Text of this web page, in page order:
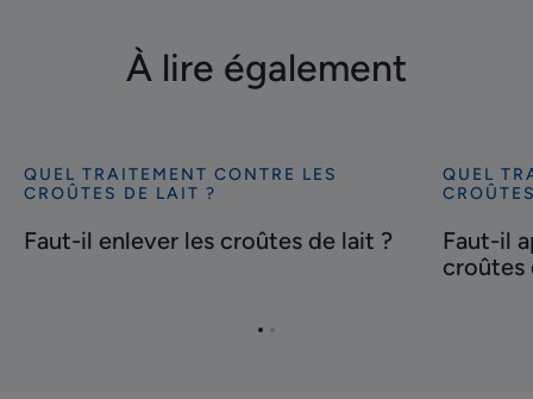
À lire également
Découvrir
il
QUEL TRAITEMENT CONTRE LES
CROÛTES DE LAIT ?
Faut-il enlever les croûtes de lait ?
Découvrir
il
appliquer
QUEL
Faut-il
croûtes
Aller
Aller